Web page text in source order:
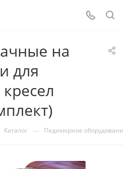
на
для
Каталог — Педикюрное